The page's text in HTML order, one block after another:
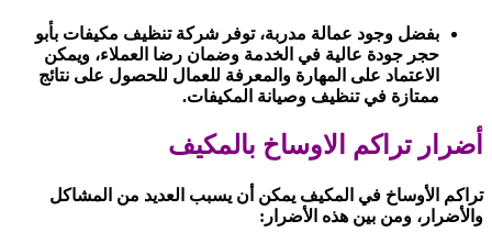
بفضل وجود عمالة مدربة، توفر شركة تنظيف مكيفات بأبو
حجر جودة عالية في الخدمة وضمان رضا العملاء، ويمكن
الاعتماد على المهارة والمعرفة للعمال للحصول على نتائج
ممتازة في تنظيف وصيانة المكيفات.
أضرار تراكم الاوساخ بالمكيف
تراكم الأوساخ في المكيف يمكن أن يسبب العديد من المشاكل
والأضرار، ومن بين هذه الأضرار: